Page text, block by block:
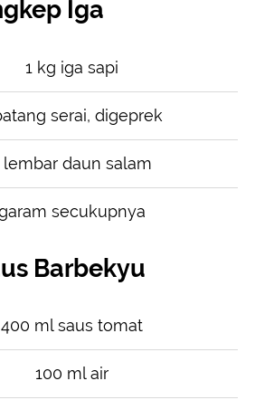
Iga
1 kg iga sapi
serai, digeprek
lembar daun salam
secukupnya
Barbekyu
400 ml saus tomat
100 ml air